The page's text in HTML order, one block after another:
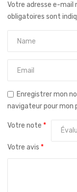
Votre adresse e-mail
obligatoires sont
Enregistrer mon
navigateur pour mon
Votre note *
Votre avis *